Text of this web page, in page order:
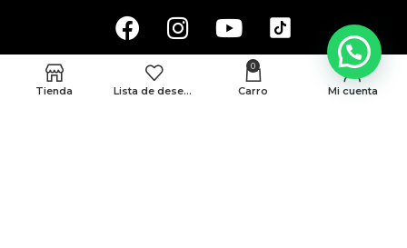
MEDELLÍN
Tienda Lista de deseos
0
Carro Mi cuenta